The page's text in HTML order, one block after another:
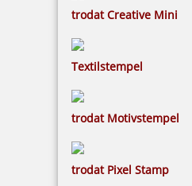
trodat Creative Mini
Textilstempel
trodat Motivstempel
trodat Pixel Stamp